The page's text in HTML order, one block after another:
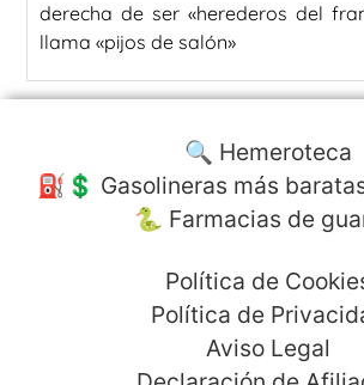
derecha de ser «herederos del
llama «pijos de salón»
🔍 Hemeroteca
⛽️💲 Gasolineras más
🐍 Farmacias de
Política de
Política de
Aviso Legal